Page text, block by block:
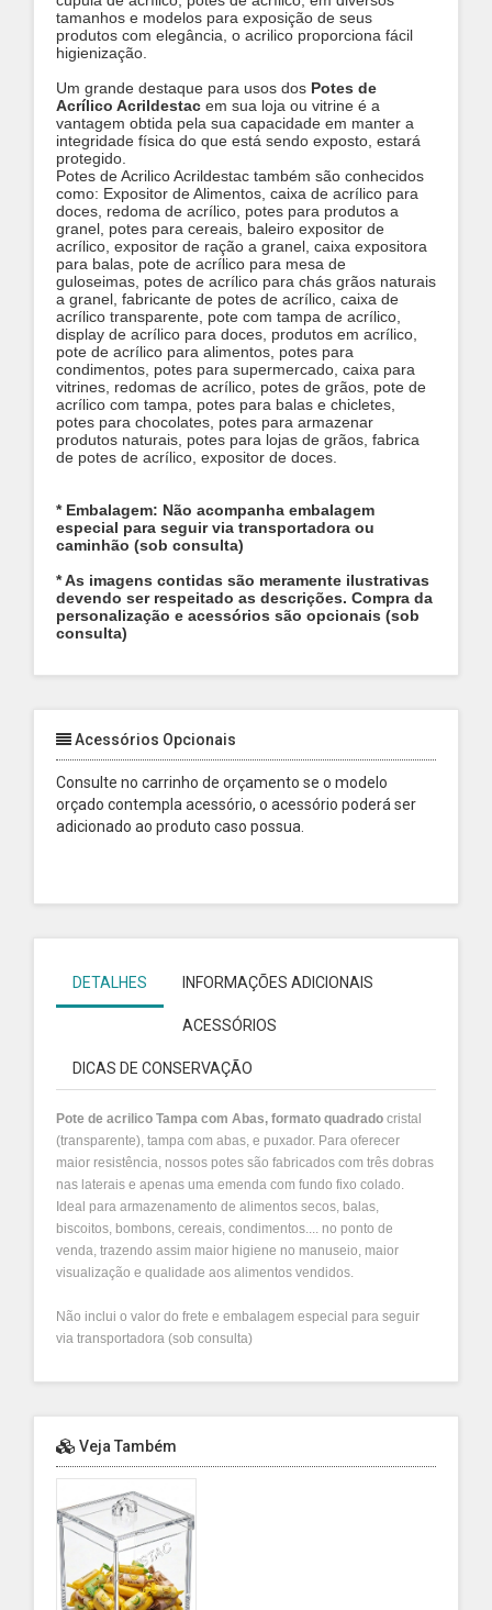
tamanhos e modelos para exposição de seus
produtos com elegância, o acrilico proporciona fácil
higienização.
Um grande destaque para usos dos Potes de
Acrílico Acrildestac em sua loja ou vitrine é a
vantagem obtida pela sua capacidade em manter a
integridade física do que está sendo exposto, estará
protegido.
Potes de Acrilico Acrildestac também são conhecidos
como: Expositor de Alimentos, caixa de acrílico para
doces, redoma de acrílico, potes para produtos a
granel, potes para cereais, baleiro expositor de
acrílico, expositor de ração a granel, caixa expositora
para balas, pote de acrílico para mesa de
guloseimas, potes de acrílico para chás grãos naturais
a granel, fabricante de potes de acrílico, caixa de
acrílico transparente, pote com tampa de acrílico,
display de acrílico para doces, produtos em acrílico,
pote de acrílico para alimentos, potes para
condimentos, potes para supermercado, caixa para
vitrines, redomas de acrílico, potes de grãos, pote de
acrílico com tampa, potes para balas e chicletes,
potes para chocolates, potes para armazenar
produtos naturais, potes para lojas de grãos, fabrica
de potes de acrílico, expositor de doces.
* Embalagem: Não acompanha embalagem
especial para seguir via transportadora ou
caminhão (sob consulta)
* As imagens contidas são meramente ilustrativas
devendo ser respeitado as descrições. Compra da
personalização e acessórios são opcionais (sob
consulta)
Acessórios Opcionais
Consulte no carrinho de orçamento se o modelo
orçado contempla acessório, o acessório poderá ser
adicionado ao produto caso possua.
DETALHES INFORMAÇÕES ADICIONAIS
ACESSÓRIOS
DICAS DE CONSERVAÇÃO
Pote de acrilico Tampa com Abas, formato quadrado cristal
(transparente), tampa com abas, e puxador. Para oferecer
maior resistência, nossos potes são fabricados com três dobras
nas laterais e apenas uma emenda com fundo fixo colado.
Ideal para armazenamento de alimentos secos, balas,
biscoitos, bombons, cereais, condimentos.... no ponto de
venda, trazendo assim maior higiene no manuseio, maior
visualização e qualidade aos alimentos vendidos.
Não inclui o valor do frete e embalagem especial para seguir
via transportadora (sob consulta)
Veja Também